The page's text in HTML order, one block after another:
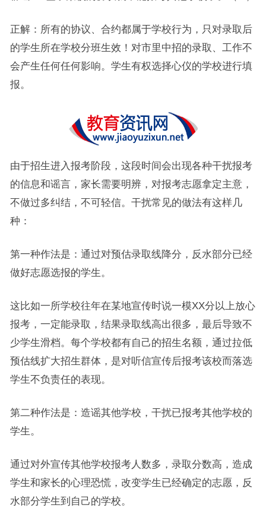
正解：所有的协议、合约都属于学校行为，只对录取后
的学生所在学校分班生效！对市里中招的录取、工作不
会产生任何任何影响。学生有权选择心仪的学校进行填
报。
由于招生进入报考阶段，这段时间会出现各种干扰报考
的信息和谣言，家长需要明辨，对报考志愿拿定主意，
不做过多纠结，不可轻信。干扰常见的做法有这样几
种：
第一种作法是：通过对预估录取线降分，反水部分已经
做好志愿选报的学生。
这比如一所学校往年在某地宣传时说一模XX分以上放心
报考，一定能录取，结果录取线高出很多，最后导致不
少学生滑档。每个学校都有自己的招生名额，通过拉低
预估线扩大招生群体，是对听信宣传后报考该校而落选
学生不负责任的表现。
第二种作法是：造谣其他学校，干扰已报考其他学校的
学生。
通过对外宣传其他学校报考人数多，录取分数高，造成
学生和家长的心理恐慌，改变学生已经确定的志愿，反
水部分学生到自己的学校。